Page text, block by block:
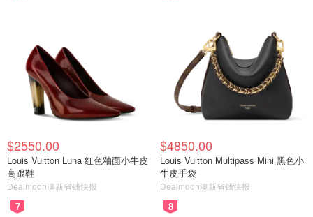
$2550.00
Louis Vuitton Luna 红色釉面小牛皮
高跟鞋
Dealmoon澳新省钱快报
$4850.00
Louis Vuitton Multipass Mini 黑色小
牛皮手袋
Dealmoon澳新省钱快报
7 8